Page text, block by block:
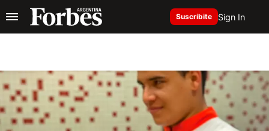
Suscribite Sign In